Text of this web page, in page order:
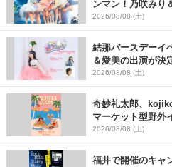
ンマン！乃咲みり
Onephony新体制
＞
2026/08/08 (土)
結那バースデーイ
＆愛美の出演が決
2026/08/08 (土)
奇妙礼太郎、
マーケット型野外
早割チケット発売
2026/08/08 (土)
福井で開催のキャ